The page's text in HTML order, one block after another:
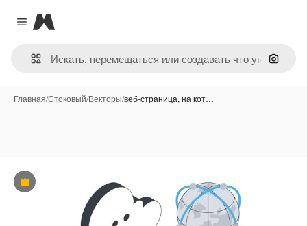
Close menu
Magnific
Поиск
Главная/Стоковый/Векторы/веб-страница, на кот…
Премиум